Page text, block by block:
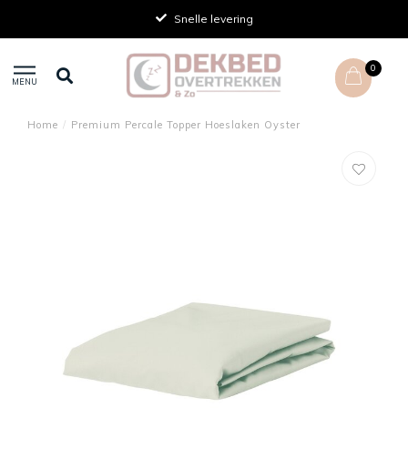
Snelle levering
MENU
0
Home / Premium Percale Topper Hoeslaken Oyster